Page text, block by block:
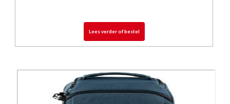
Lees verder of bestel